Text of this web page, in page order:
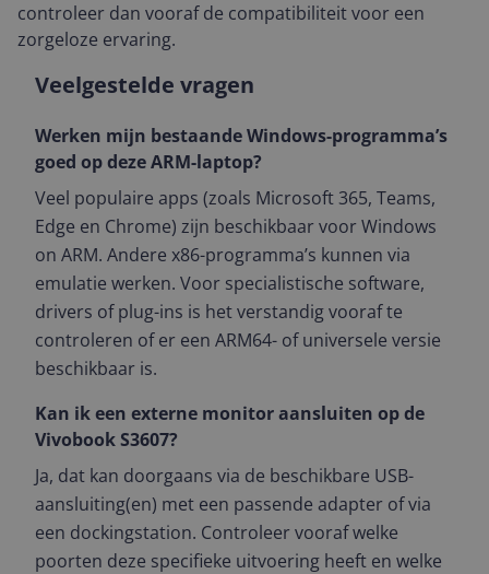
controleer dan vooraf de compatibiliteit voor een
zorgeloze ervaring.
Veelgestelde vragen
Werken mijn bestaande Windows-programma’s
goed op deze ARM-laptop?
Veel populaire apps (zoals Microsoft 365, Teams,
Edge en Chrome) zijn beschikbaar voor Windows
on ARM. Andere x86-programma’s kunnen via
emulatie werken. Voor specialistische software,
drivers of plug-ins is het verstandig vooraf te
controleren of er een ARM64- of universele versie
beschikbaar is.
Kan ik een externe monitor aansluiten op de
Vivobook S3607?
Ja, dat kan doorgaans via de beschikbare USB-
aansluiting(en) met een passende adapter of via
een dockingstation. Controleer vooraf welke
poorten deze specifieke uitvoering heeft en welke